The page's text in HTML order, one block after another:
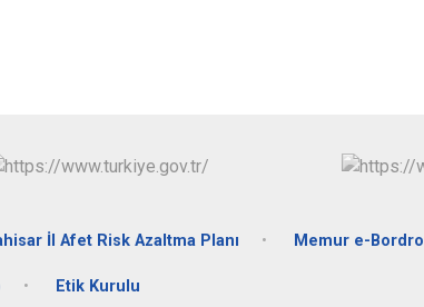
İl Afet Risk Azaltma Planı Memur e-Bordro
Etik Kurulu